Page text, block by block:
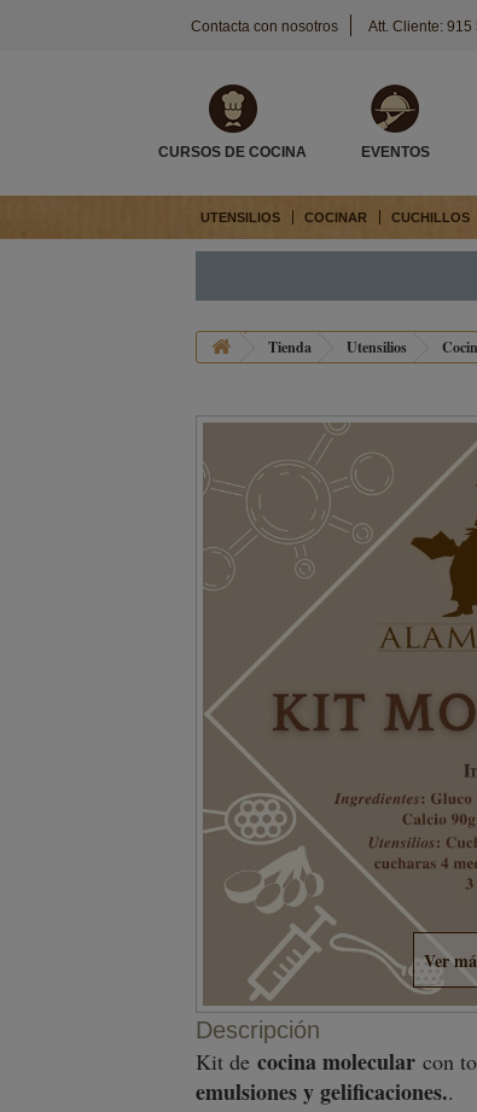
Contacta con nosotros Att. Cliente: 915
CURSOS DE COCINA EVENTOS
UTENSILIOS COCINAR CUCHILLOS
Tienda Utensilios
Ver
Descripción
Kit de cocina molecular con
emulsiones y gelificaciones..